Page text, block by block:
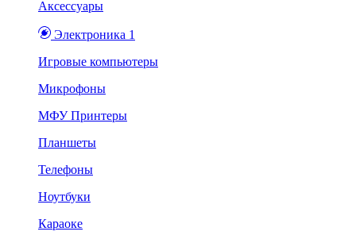
Аксессуары
Электроника 1
Игровые компьютеры
Микрофоны
МФУ Принтеры
Планшеты
Телефоны
Ноутбуки
Караоке